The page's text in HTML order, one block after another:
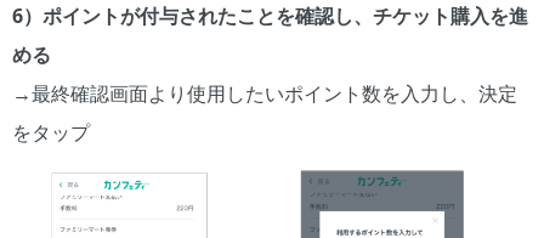
6）ポイントが付与されたことを確認し、チケット購入を進
める
→最終確認画面より使用したいポイント数を入力し、決定
をタップ